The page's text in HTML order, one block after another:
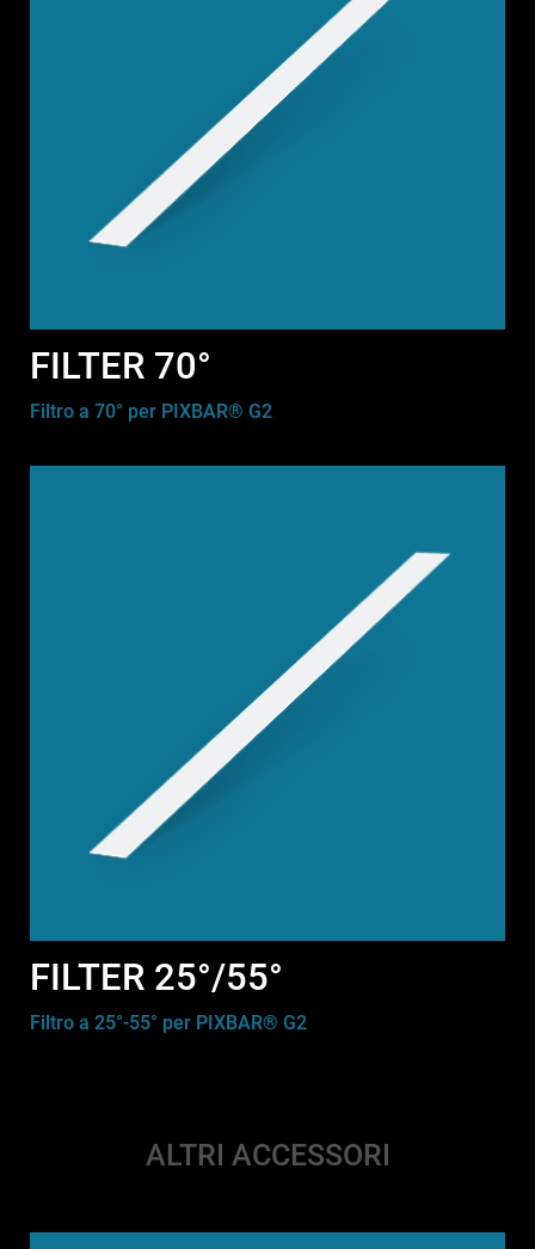
FILTER 70°
Filtro a 70° per PIXBAR® G2
FILTER 25°/55°
Filtro a 25°-55° per PIXBAR® G2
ALTRI ACCESSORI